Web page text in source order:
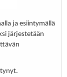
ja esiintymällä
järjestetään